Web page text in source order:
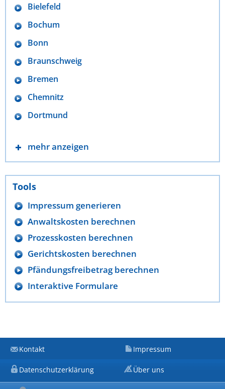
Bielefeld
Bochum
Bonn
Braunschweig
Bremen
Chemnitz
Dortmund
mehr anzeigen
Tools
Impressum generieren
Anwaltskosten berechnen
Prozesskosten berechnen
Gerichtskosten berechnen
Pfändungsfreibetrag berechnen
Interaktive Formulare
Kontakt Impressum
Datenschutzerklärung Über uns